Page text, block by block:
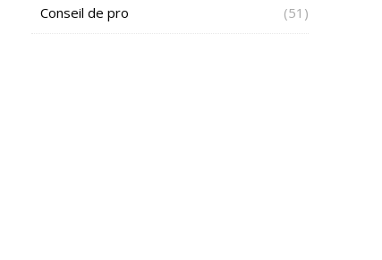
Conseil de pro (51)